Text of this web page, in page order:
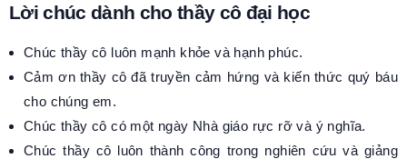
Lời chúc dành cho thầy cô đại học
Chúc thầy cô luôn mạnh khỏe và hạnh phúc.
Cảm ơn thầy cô đã truyền cảm hứng và kiến thức quý báu
cho chúng em.
Chúc thầy cô có một ngày Nhà giáo rực rỡ và ý nghĩa.
Chúc thầy cô luôn thành công trong nghiên cứu và giảng